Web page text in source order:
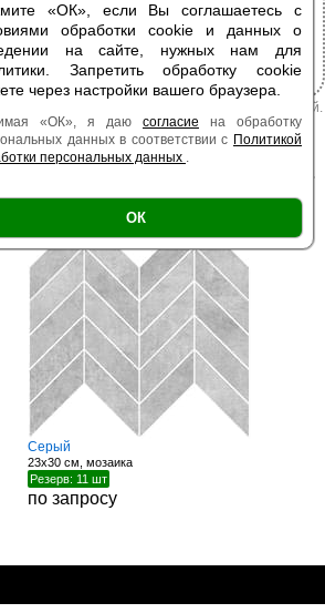
«ОК», если Вы соглашаетесь с
обработки cookie и данных о
на сайте, нужных нам для
Запретить обработку cookie
через настройки вашего браузера.
«ОК», я даю согласие на обработку
данных в соответствии с Политикой
персональных данных .
ОК
В КОРЗИНУ
из наличия может отличаться от указанной.
| Поверхность |
Серый
23x30 см, мозаика
Резерв: 11 шт
по запросу